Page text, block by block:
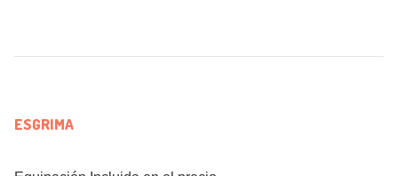
ESGRIMA